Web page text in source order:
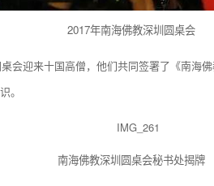
2017年南海佛教深圳圆桌会
会迎来十国高僧，他们共同签署了《南海
。
南海佛教深圳圆桌会秘书处揭牌